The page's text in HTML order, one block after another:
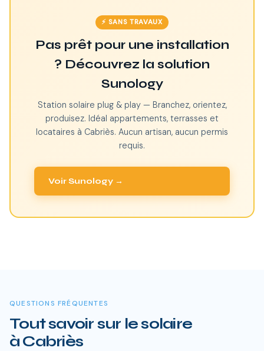
⚡ SANS TRAVAUX
Pas prêt pour une installation
? Découvrez la solution
Sunology
Station solaire plug & play — Branchez, orientez,
produisez. Idéal appartements, terrasses et
locataires à Cabriès. Aucun artisan, aucun permis
requis.
Voir Sunology →
QUESTIONS FRÉQUENTES
Tout savoir sur le solaire
à Cabriès